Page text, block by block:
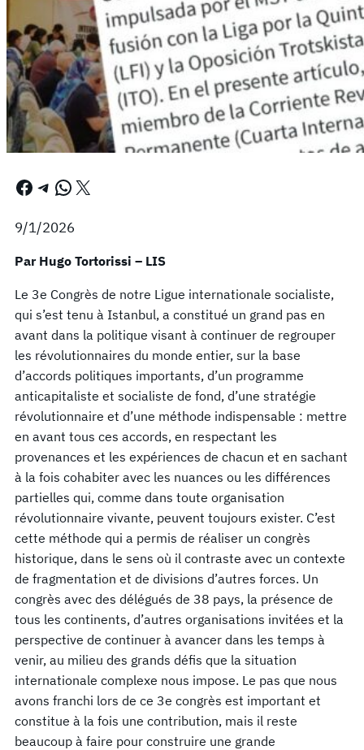
Facebook Telegram WhatsApp X
9/1/2026
Par Hugo Tortorissi – LIS
Le 3e Congrès de notre Ligue internationale socialiste,
qui s’est tenu à Istanbul, a constitué un grand pas en
avant dans la politique visant à continuer de regrouper
les révolutionnaires du monde entier, sur la base
d’accords politiques importants, d’un programme
anticapitaliste et socialiste de fond, d’une stratégie
révolutionnaire et d’une méthode indispensable : mettre
en avant tous ces accords, en respectant les
provenances et les expériences de chacun et en sachant
à la fois cohabiter avec les nuances ou les différences
partielles qui, comme dans toute organisation
révolutionnaire vivante, peuvent toujours exister. C’est
cette méthode qui a permis de réaliser un congrès
historique, dans le sens où il contraste avec un contexte
de fragmentation et de divisions d’autres forces. Un
congrès avec des délégués de 38 pays, la présence de
tous les continents, d’autres organisations invitées et la
perspective de continuer à avancer dans les temps à
venir, au milieu des grands défis que la situation
internationale complexe nous impose. Le pas que nous
avons franchi lors de ce 3e congrès est important et
constitue à la fois une contribution, mais il reste
beaucoup à faire pour construire une grande